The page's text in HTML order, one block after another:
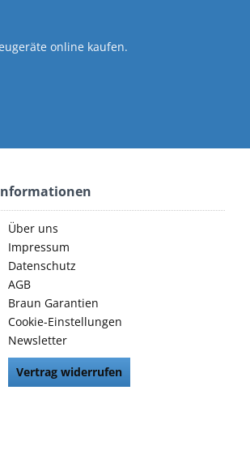
online kaufen.
Über uns
Impressum
Datenschutz
AGB
Braun Garantien
Cookie-Einstellungen
Newsletter
Vertrag widerrufen